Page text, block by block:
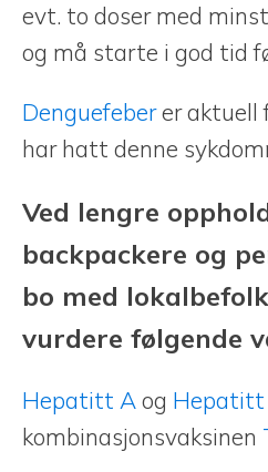
evt. to doser med
og må starte i god tid
Denguefeberer aktuell
har hatt denne
Ved lengre
backpackere og
bo med
vurdere følgende
Hepatitt A og Hepatitt
kombinasjonsvaksinen